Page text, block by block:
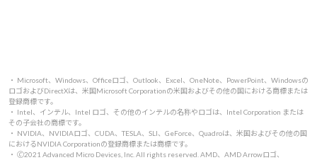
・ Microsoft、Windows、Officeロゴ、Outlook、Excel、OneNote、PowerPoint、Windowsの
ロゴおよびDirectXは、米国Microsoft Corporationの米国およびその他の国における商標または
登録商標です。
・ Intel、インテル、Intel ロゴ、その他のインテルの名称やロゴは、Intel Corporation または
その子会社の商標です。
・ NVIDIA、NVIDIAロゴ、CUDA、TESLA、SLI、GeForce、Quadroは、米国およびその他の国
におけるNVIDIA Corporationの登録商標または商標です。
・ 🄫2021 Advanced Micro Devices, Inc. All rights reserved. AMD、AMD Arrowロゴ、